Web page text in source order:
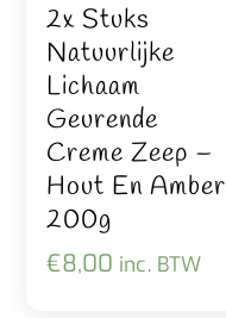
2x Stuks
Natuurlijke
Lichaam
Geurende
Creme Zeep –
Hout En Amber
200g
€8,00 inc. BTW